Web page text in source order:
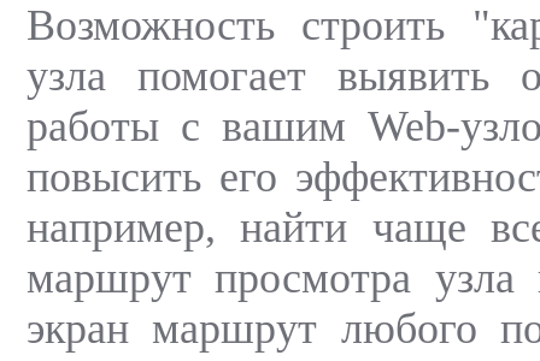
Возможность строить
узла помогает выявить
работы с вашим Web-
повысить его
например, найти чаще
маршрут просмотра
экран маршрут любого